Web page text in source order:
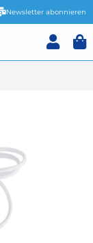
Newsletter abonnieren